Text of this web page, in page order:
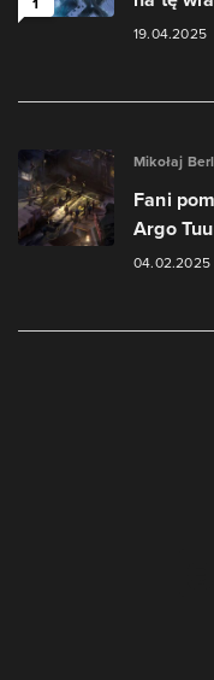
19.04.2025
Mikołaj
Fani
Argo
04.02.2025